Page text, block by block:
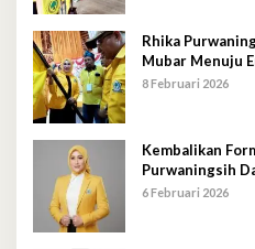
Rhika
Mubar Menuju
8 Februari 2026
Kembalikan
Purwaningsih
Golkar Mubar
6 Februari 2026